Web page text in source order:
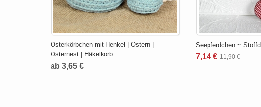
Osterkörbchen mit Henkel | Ostern |
Osternest | Häkelkorb
ab 3,65 €
Seepferdchen ~
7,14 € 11,90 €